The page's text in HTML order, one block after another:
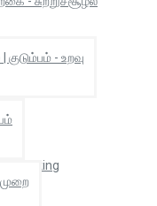
- உறவு
Thinking